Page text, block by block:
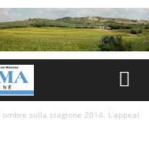
sulla stagione 2014. L’appeal